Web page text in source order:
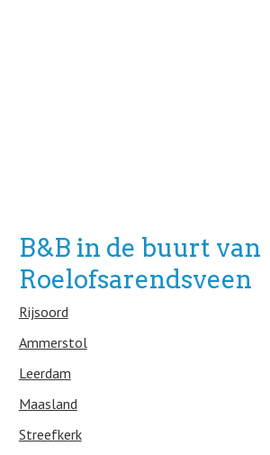
B&B in de buurt van
Roelofsarendsveen
Rijsoord
Ammerstol
Leerdam
Maasland
Streefkerk